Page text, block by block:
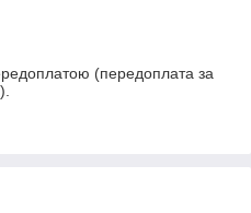
(передоплата за